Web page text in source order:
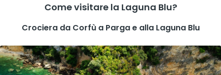
Come visitare la Laguna Blu?
Crociera da Corfù a Parga e alla Laguna Blu